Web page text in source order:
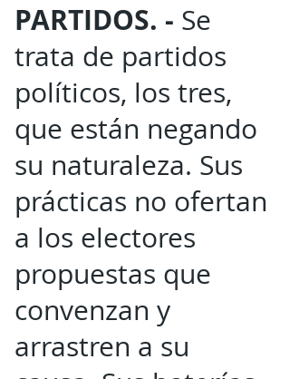
PARTIDOS. - Se
trata de partidos
políticos, los tres,
que están negando
su naturaleza. Sus
prácticas no ofertan
a los electores
propuestas que
convenzan y
arrastren a su